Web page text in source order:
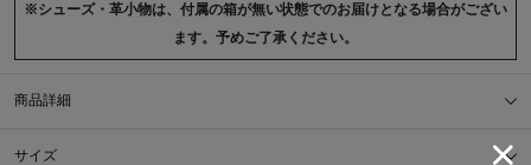
※シューズ・革小物は、付属の箱が無い状態でのお届けとなる場合がござい
ます。予めご了承ください。
商品詳細
サイズ